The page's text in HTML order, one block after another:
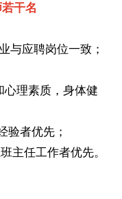
干名
与应聘岗位一致；
理素质，身体健
验者优先；
主任工作者优先。